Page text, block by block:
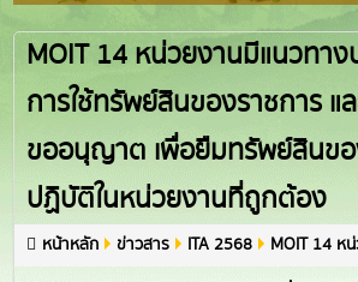
MOIT 14 หน่วยงานมีแนวทา
การใช้ทรัพย์สินของราชการ แ
ขออนุญาต เพื่อยืมทรัพย์สินขอ
ปฏิบัติในหน่วยงานที่ถูกต้อง
หน้าหลัก ข่าวสาร ITA 2568 MOIT 14 หน่วยงานมีแนวทางปฏิบัติเกี่ยวกับการใช้ทรัพย์